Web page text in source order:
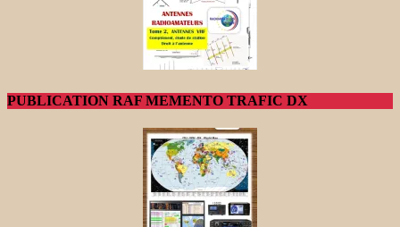
PUBLICATION RAF MEMENTO TRAFIC DX